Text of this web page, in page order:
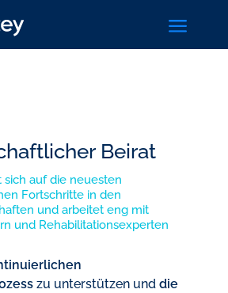
a
Beirat
sich auf die neuesten
Fortschritte in den
und arbeitet eng mit
und Rehabilitationsexperten
zu unterstützen und die